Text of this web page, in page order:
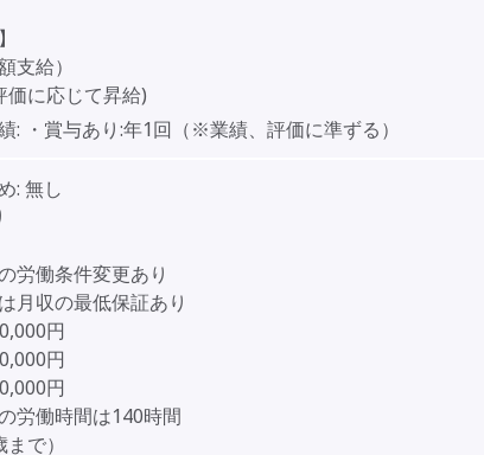
支給）
価に応じて昇給)
: ・賞与あり:年1回（※業績、評価に準ずる）
: 無し
労働条件変更あり
月収の最低保証あり
円
円
円
労働時間は140時間
で）